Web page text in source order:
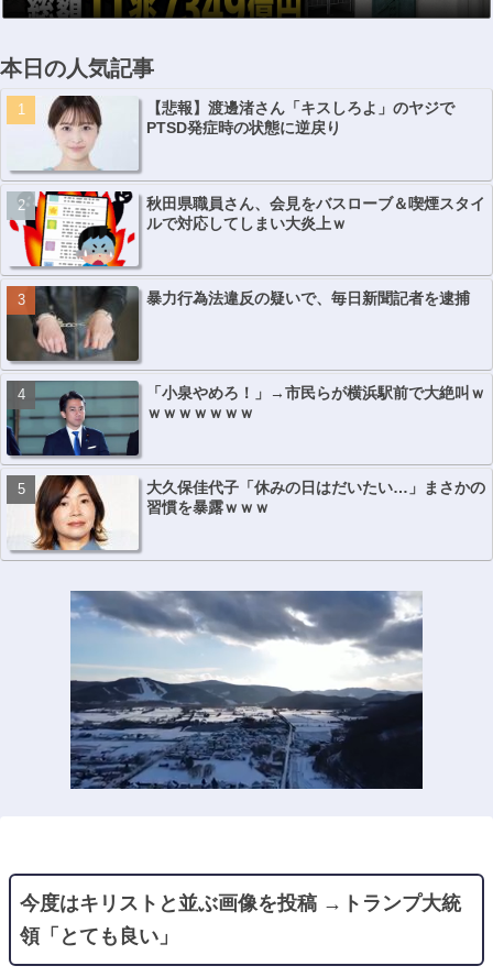
に」
本日の人気記事
【悲報】渡邊渚さん「キスしろよ」のヤジで
PTSD発症時の状態に逆戻り
秋田県職員さん、会見をバスローブ＆喫煙スタイ
ルで対応してしまい大炎上ｗ
暴力行為法違反の疑いで、毎日新聞記者を逮捕
「小泉やめろ！」→市民らが横浜駅前で大絶叫ｗ
ｗｗｗｗｗｗｗ
大久保佳代子「休みの日はだいたい…」まさかの
習慣を暴露ｗｗｗ
今度はキリストと並ぶ画像を投稿 →トランプ大統
領「とても良い」